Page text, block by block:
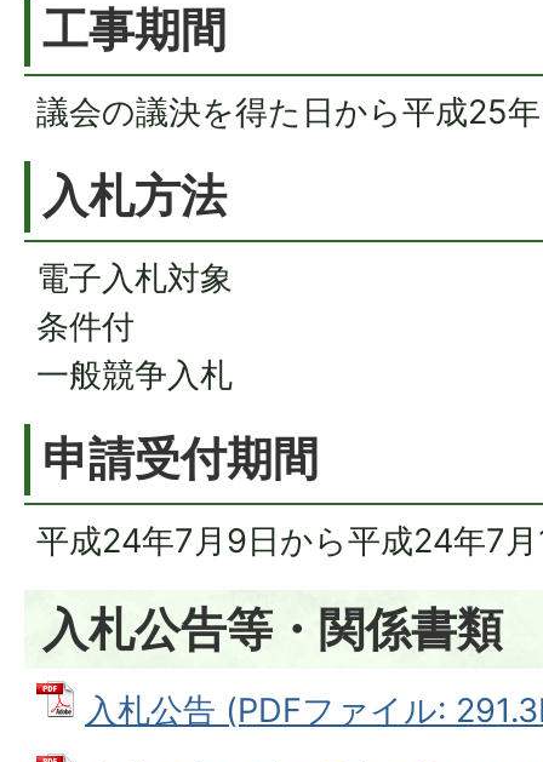
工事期間
議会の議決を得た日から平成25
入札方法
電子入札対象
条件付
一般競争入札
申請受付期間
平成24年7月9日から平成24年7
入札公告等・関係書類
入札公告 (PDFファイル: